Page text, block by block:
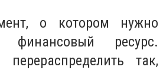
о котором нужно
финансовый ресурс.
так,